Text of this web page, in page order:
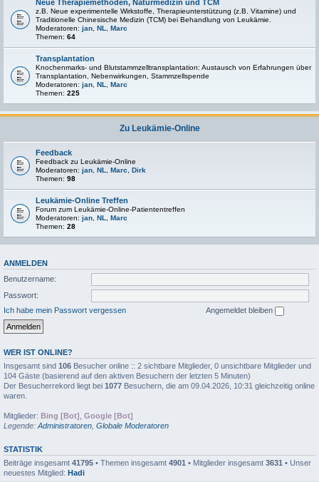
Neue Therapiemethoden, Naturmedizin und TCM
z.B. Neue experimentelle Wirkstoffe, Therapieunterstützung (z.B. Vitamine) und
Traditionelle Chinesische Medizin (TCM) bei Behandlung von Leukämie.
Moderatoren: jan NL
Marc
Themen: 64
Transplantation
Knochenmarks- und Blutstammzelltransplantation: Austausch von Erfahrungen über
Transplantation, Nebenwirkungen, Stammzellspende
Moderatoren: jan NL
Marc
Themen: 225
Zu Leukämie-Online
Feedback
Feedback zu Leukämie-Online
Moderatoren: jan NL Marc
Dirk
Themen: 98
Leukämie-Online Treffen
Forum zum Leukämie-Online-Patiententreffen
Moderatoren: jan NL
Marc
Themen: 28
ANMELDEN
Benutzername:
Passwort:
Ich habe mein Passwort vergessen
Angemeldet bleiben
WER IST ONLINE?
Insgesamt sind 106 Besucher online :: 2 sichtbare Mitglieder, 0 unsichtbare Mitglieder und
104 Gäste (basierend auf den aktiven Besuchern der letzten 5 Minuten)
Der Besucherrekord liegt bei 1077 Besuchern, die am 09.04.2026, 10:31 gleichzeitig online
waren.
Mitglieder: Bing [Bot] Google [Bot]
Legende: Administratoren Globale Moderatoren
STATISTIK
Beiträge insgesamt 41795 • Themen insgesamt 4901 • Mitglieder insgesamt 3631 • Unser
neuestes Mitglied: Hadi